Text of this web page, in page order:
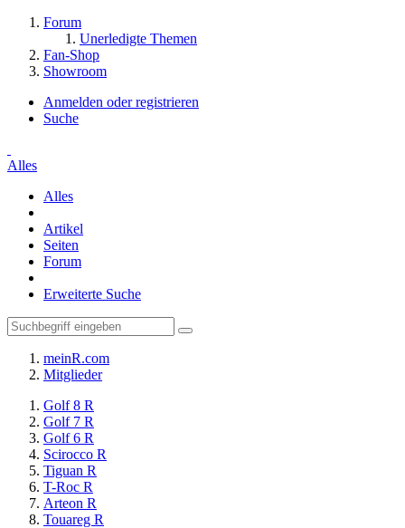
Forum
Unerledigte Themen
Fan-Shop
Showroom
Anmelden oder registrieren
Suche
Alles
Alles
Artikel
Seiten
Forum
Erweiterte Suche
meinR.com
Mitglieder
Golf 8 R
Golf 7 R
Golf 6 R
Scirocco R
Tiguan R
T-Roc R
Arteon R
Touareg R